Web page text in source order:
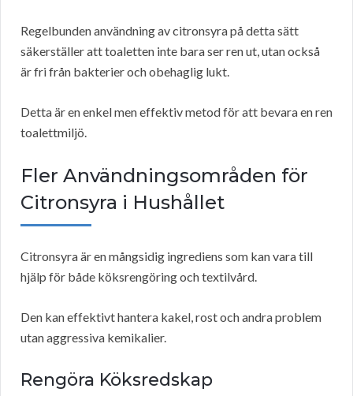
Regelbunden användning av citronsyra på detta sätt
säkerställer att toaletten inte bara ser ren ut, utan också
är fri från bakterier och obehaglig lukt.
Detta är en enkel men effektiv metod för att bevara en ren
toalettmiljö.
Fler Användningsområden för
Citronsyra i Hushållet
Citronsyra är en mångsidig ingrediens som kan vara till
hjälp för både köksrengöring och textilvård.
Den kan effektivt hantera kakel, rost och andra problem
utan aggressiva kemikalier.
Rengöra Köksredskap